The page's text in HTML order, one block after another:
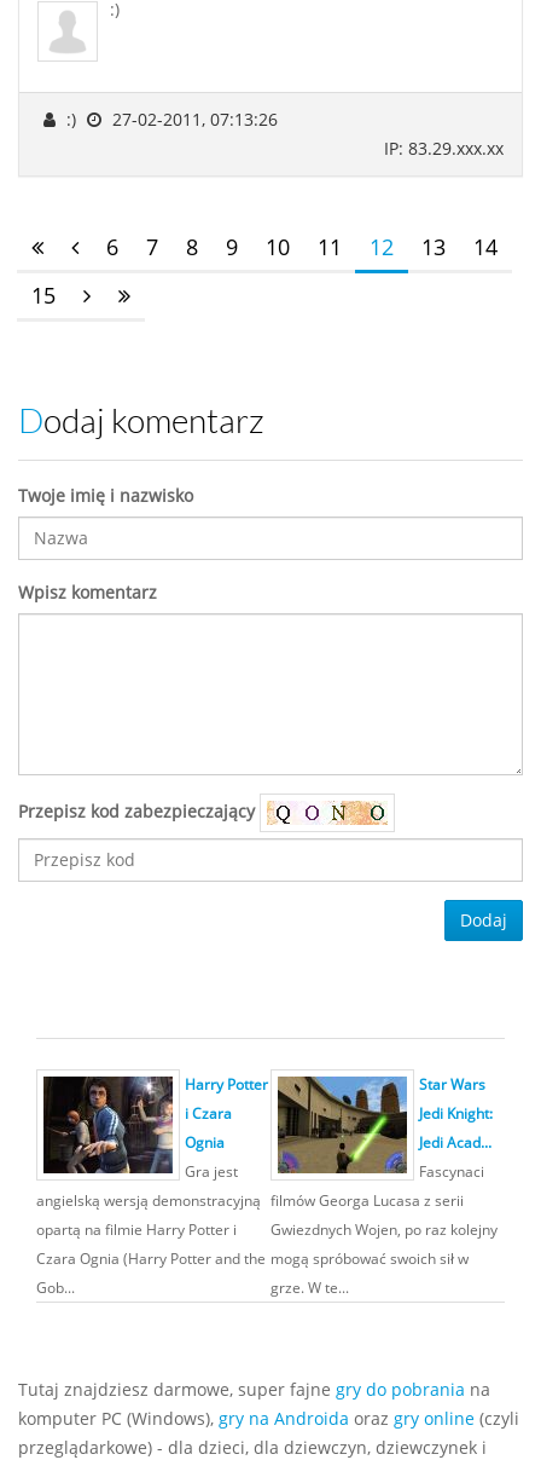
:)
:)
27-02-2011, 07:13:26
IP: 83.29.xxx.xx
6 7 8 9 10 11 12 13
14
15
Dodaj komentarz
Twoje imię i nazwisko
Wpisz komentarz
Przepisz kod zabezpieczający
Dodaj
Harry Potter
i Czara
Ognia
Gra jest
angielską wersją demonstracyjną
opartą na filmie Harry Potter i
Czara Ognia (Harry Potter and the
Gob...
Star Wars
Jedi Knight:
Jedi Acad...
Fascynaci
filmów Georga Lucasa z serii
Gwiezdnych Wojen, po raz kolejny
mogą spróbować swoich sił w
grze. W te...
Tutaj znajdziesz darmowe, super fajne gry do pobrania na
komputer PC (Windows), gry na Androida oraz gry online (czyli
przeglądarkowe) - dla dzieci, dla dziewczyn, dziewczynek i